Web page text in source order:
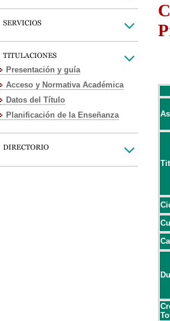
Presentación y guía
Acceso y Normativa Académica
Datos del Título
Planificación de la Enseñanza